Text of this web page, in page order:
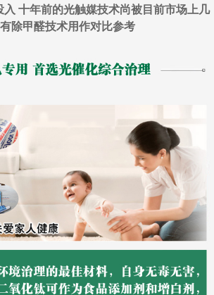
十年前的光触媒技术尚被目前市场上几
除甲醛技术用作对比参考